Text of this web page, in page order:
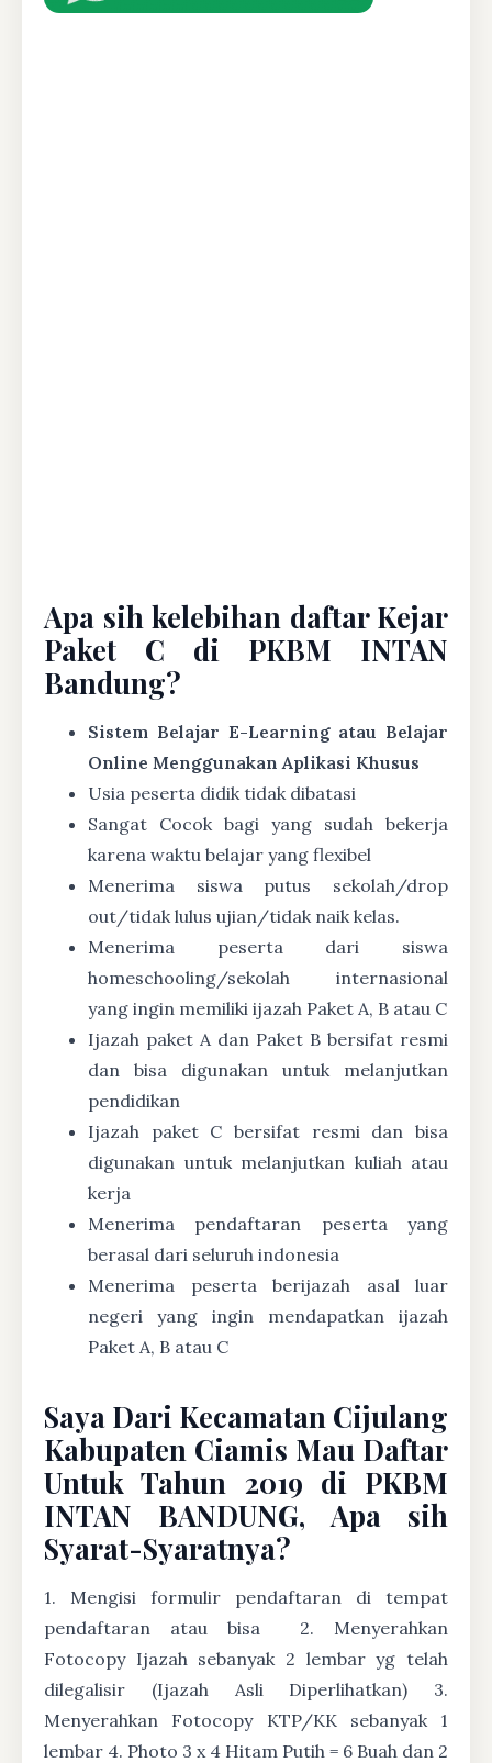
Apa sih kelebihan daftar Kejar
Paket C di PKBM INTAN
Bandung?
Sistem Belajar E-Learning atau Belajar
Online Menggunakan Aplikasi Khusus
Usia peserta didik tidak dibatasi
Sangat Cocok bagi yang sudah bekerja
karena waktu belajar yang flexibel
Menerima siswa putus sekolah/drop
out/tidak lulus ujian/tidak naik kelas.
Menerima peserta dari siswa
homeschooling/sekolah internasional
yang ingin memiliki ijazah Paket A, B atau C
Ijazah paket A dan Paket B bersifat resmi
dan bisa digunakan untuk melanjutkan
pendidikan
Ijazah paket C bersifat resmi dan bisa
digunakan untuk melanjutkan kuliah atau
kerja
Menerima pendaftaran peserta yang
berasal dari seluruh indonesia
Menerima peserta berijazah asal luar
negeri yang ingin mendapatkan ijazah
Paket A, B atau C
Saya Dari Kecamatan Cijulang
Kabupaten Ciamis Mau Daftar
Untuk Tahun 2019 di PKBM
INTAN BANDUNG, Apa sih
Syarat-Syaratnya?
1. Mengisi formulir pendaftaran di tempat
pendaftaran atau bisa
2. Menyerahkan
Fotocopy Ijazah sebanyak 2 lembar yg telah
dilegalisir (Ijazah Asli Diperlihatkan) 3.
Menyerahkan Fotocopy KTP/KK sebanyak 1
lembar 4. Photo 3 x 4 Hitam Putih = 6 Buah dan 2